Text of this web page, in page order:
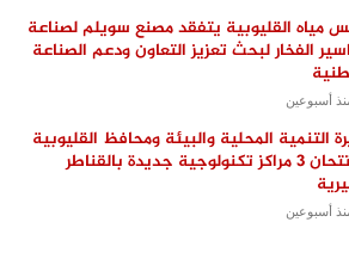
مياه القليوبية يتفقد مصنع سويلم لصناعة
الفخار لبحث تعزيز التعاون ودعم الصناعة
أسبوعين
التنمية المحلية والبيئة ومحافظ القليوبية
يفتتحان 3 مراكز تكنولوجية جديدة بالقناطر
أسبوعين